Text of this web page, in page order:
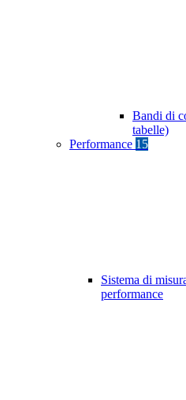
Bandi di
tabelle)
Performance 15
Sistema di
performance